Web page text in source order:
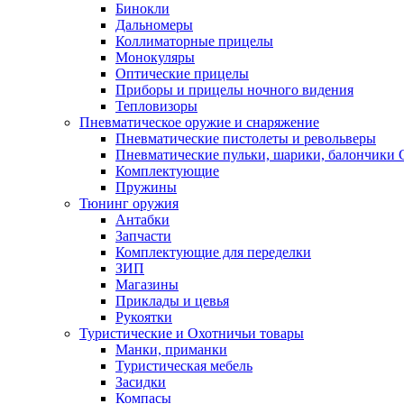
Бинокли
Дальномеры
Коллиматорные прицелы
Монокуляры
Оптические прицелы
Приборы и прицелы ночного видения
Тепловизоры
Пневматическое оружие и снаряжение
Пневматические пистолеты и револьверы
Пневматические пульки, шарики, балончики
Комплектующие
Пружины
Тюнинг оружия
Антабки
Запчасти
Комплектующие для переделки
ЗИП
Магазины
Приклады и цевья
Рукоятки
Туристические и Охотничьи товары
Манки, приманки
Туристическая мебель
Засидки
Компасы